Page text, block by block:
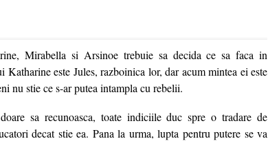
Mirabella si Arsinoe trebuie sa decida ce sa faca in
este Jules, razboinica lor, dar acum mintea ei este
nu stie ce s-ar putea intampla cu rebelii.
sa recunoasca, toate indiciile duc spre o tradare de
decat stie ea. Pana la urma, lupta pentru putere se va